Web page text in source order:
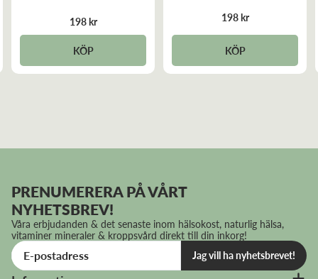
198 kr
KÖP
198 kr
KÖP
PRENUMERERA PÅ VÅRT
NYHETSBREV!
Våra erbjudanden & det senaste inom hälsokost, naturlig hälsa,
vitaminer mineraler & kroppsvård direkt till din inkorg!
Jag vill ha nyhetsbrevet!